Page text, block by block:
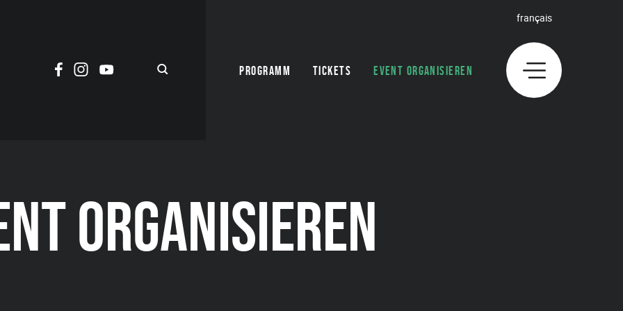
PROGRAMM TICKETS EVENT ORGANISIEREN
français
ORGANISIEREN